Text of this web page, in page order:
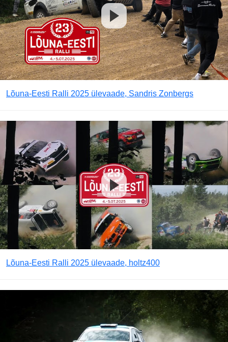
Lõuna-Eesti Ralli 2025 ülevaade, Sandris Zonbergs
Lõuna-Eesti Ralli 2025 ülevaade, holtz400